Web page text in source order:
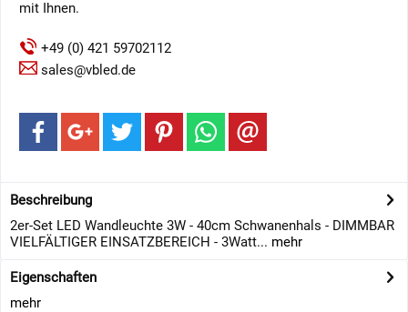
mit Ihnen.
+49 (0) 421 59702112
sales@vbled.de
Beschreibung
2er-Set LED Wandleuchte 3W - 40cm Schwanenhals - DIMMBAR
VIELFÄLTIGER EINSATZBEREICH - 3Watt... mehr
Eigenschaften
mehr